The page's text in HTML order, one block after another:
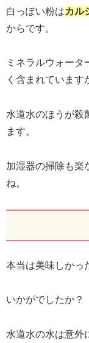
白っぽい粉はカル
からです。
ミネラルウォー
く含まれています
水道水のほうが殺
ます。
加湿器の掃除も楽
ね。
本当は美味しかっ
いかがでしたか？
水道水の水は意外